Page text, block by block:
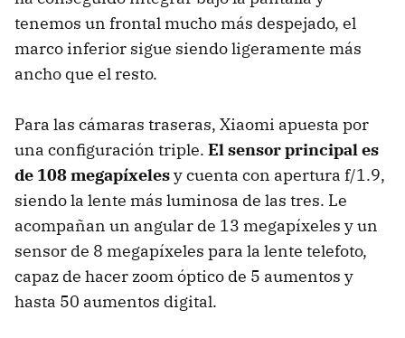
tenemos un frontal mucho más despejado, el
marco inferior sigue siendo ligeramente más
ancho que el resto.
Para las cámaras traseras, Xiaomi apuesta por
una configuración triple. El sensor principal es
de 108 megapíxelesy cuenta con apertura f/1.9,
siendo la lente más luminosa de las tres. Le
acompañan un angular de 13 megapíxeles y un
sensor de 8 megapíxeles para la lente telefoto,
capaz de hacer zoom óptico de 5 aumentos y
hasta 50 aumentos digital.